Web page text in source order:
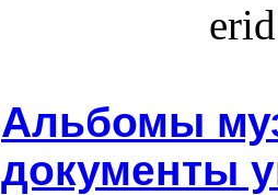
Альбомы
документы